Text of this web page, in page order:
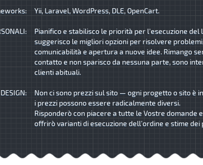
Yii, Laravel, WordPress, DLE, OpenCart.
Pianifico e stabilisco le priorità per l'esecuzione del
suggerisco le migliori opzioni per risolvere
comunicabilità e apertura a nuove idee. Rimango
contatto e non sparisco da nessuna parte, sono
clienti abituali.
Non ci sono prezzi sul sito — ogni progetto o sito è
i prezzi possono essere radicalmente diversi.
Risponderò con piacere a tutte le Vostre domande
offrirò varianti di esecuzione dell’ordine e stime dei